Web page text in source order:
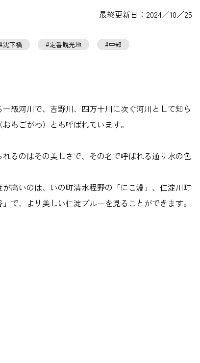
最終更新日：2024／10／25
沈下橋 定番観光地 中部
級河川で、吉野川、四万十川に次ぐ河川として知ら
もごがわ）とも呼ばれています。
るのはその美しさで、その名で呼ばれる通り水の色
高いのは、いの町清水程野の「にこ淵」、仁淀川町
で、より美しい仁淀ブルーを見ることができます。